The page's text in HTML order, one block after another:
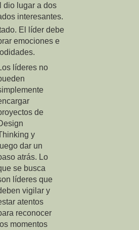
dio lugar a dos
interesantes.
El líder debe
emociones e
líderes no
de
y
luego dar un
atrás. Lo
se busca
líderes que
vigilar y
atentos
reconocer
los momentos